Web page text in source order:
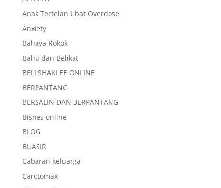
Anak Tertelan Ubat Overdose
Anxiety
Bahaya Rokok
Bahu dan Belikat
BELI SHAKLEE ONLINE
BERPANTANG
BERSALIN DAN BERPANTANG
Bisnes online
BLOG
BUASIR
Cabaran keluarga
Carotomax